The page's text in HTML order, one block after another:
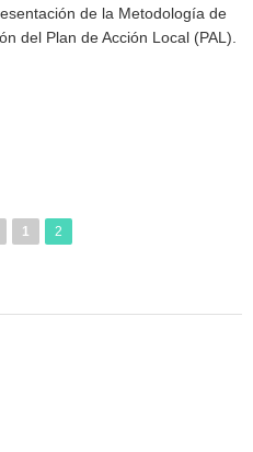
de la Metodología de
del Plan de Acción Local (PAL).
1 2